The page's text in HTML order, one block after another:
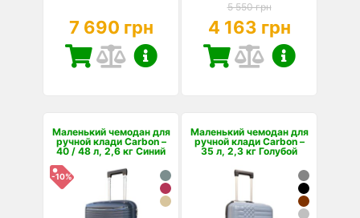
7 690 грн
5 550 грн
4 163 грн
Маленький чемодан для
ручной клади Carbon –
40 / 48 л, 2,6 кг Синий
-10%
Маленький чемодан для
ручной клади Carbon –
35 л, 2,3 кг Голубой